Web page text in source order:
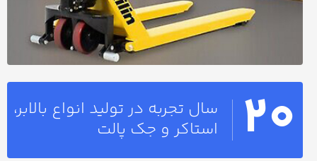
20
سال تجربه در تولید انواع بالابر،
استاکر و جک پالت